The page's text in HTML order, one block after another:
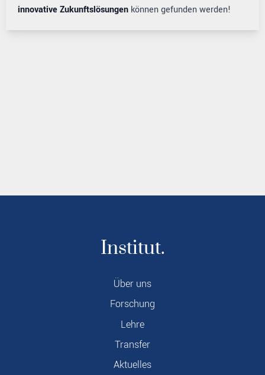
innovative Zukunftslösungen können gefunden werden!
Institut.
Über uns
Forschung
Lehre
Transfer
Aktuelles